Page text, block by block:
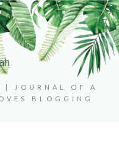
| JOURNAL OF A
BLOGGING